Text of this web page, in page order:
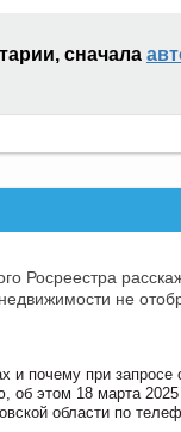
сначала
Росреестра
не
и почему при запросе
об этом 18 марта 2025
области по